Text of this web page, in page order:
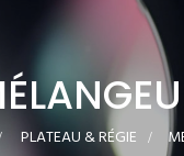
PLATEAU & RÉGIE >